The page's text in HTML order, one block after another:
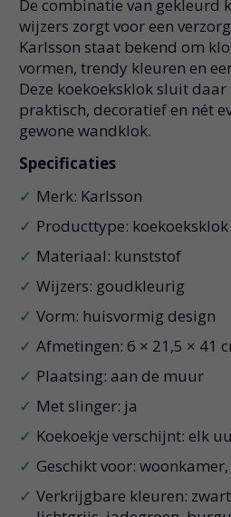
De combinatie van gekleurd
wijzers zorgt voor een
Karlsson staat bekend om
vormen, trendy kleuren en
Deze koekoeksklok sluit
praktisch, decoratief en nét
gewone wandklok.
Specificaties
Merk: Karlsson
Producttype:
Materiaal: kunststof
Wijzers: goudkleurig
Vorm: huisvormig design
Afmetingen: 6 × 21,5 × 41
Plaatsing: aan de muur
Met slinger: ja
Koekoekje verschijnt: elk
Geschikt voor:
Verkrijgbare kleuren: